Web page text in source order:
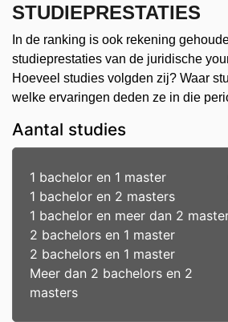
STUDIEPRESTATIES
In de ranking is ook rekening
studieprestaties van de juridische
Hoeveel studies volgden zij? Waar
welke ervaringen deden ze in die
Aantal studies
1 bachelor en 1 master
1 bachelor en 2 masters
1 bachelor en meer dan 2
2 bachelors en 1 master
2 bachelors en 1 master
Meer dan 2 bachelors en 2
masters